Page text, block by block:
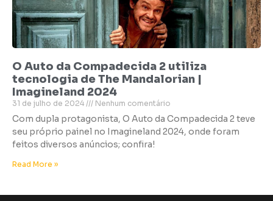
O Auto da Compadecida 2 utiliza
tecnologia de The Mandalorian |
Imagineland 2024
31 de julho de 2024 Nenhum comentário
Com dupla protagonista, O Auto da Compadecida 2 teve
seu próprio painel no Imagineland 2024, onde foram
feitos diversos anúncios; confira!
Read More »